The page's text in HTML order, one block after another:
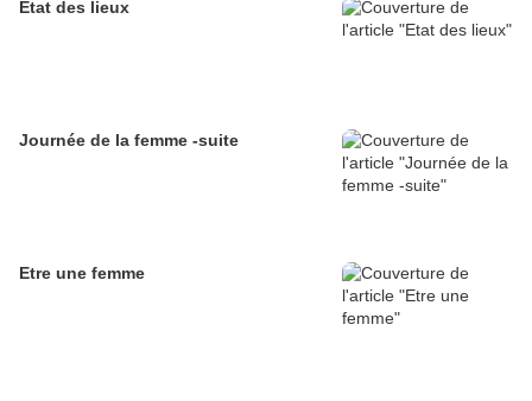
Etat des lieux
Journée de la femme -suite
Etre une femme